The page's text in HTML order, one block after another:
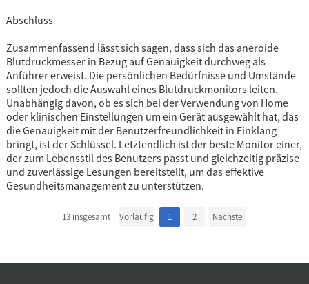
Abschluss
Zusammenfassend lässt sich sagen, dass sich das aneroide
Blutdruckmesser in Bezug auf Genauigkeit durchweg als
Anführer erweist. Die persönlichen Bedürfnisse und Umstände
sollten jedoch die Auswahl eines Blutdruckmonitors leiten.
Unabhängig davon, ob es sich bei der Verwendung von Home
oder klinischen Einstellungen um ein Gerät ausgewählt hat, das
die Genauigkeit mit der Benutzerfreundlichkeit in Einklang
bringt, ist der Schlüssel. Letztendlich ist der beste Monitor einer,
der zum Lebensstil des Benutzers passt und gleichzeitig präzise
und zuverlässige Lesungen bereitstellt, um das effektive
Gesundheitsmanagement zu unterstützen.
13 insgesamt Vorläufig 1 2 Nächste